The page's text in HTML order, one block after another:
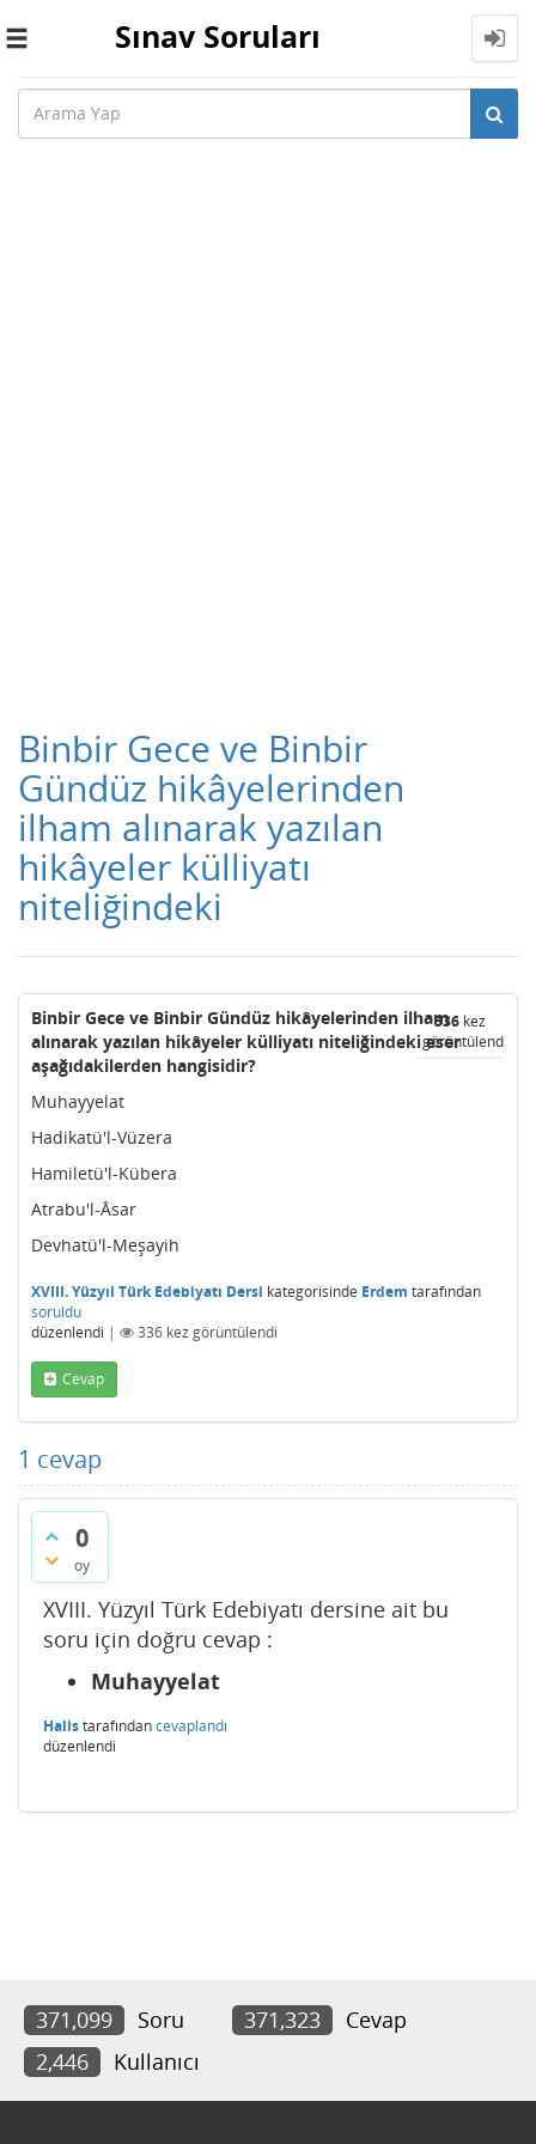
Toggle
Sınav Soruları
Binbir Gece ve Binbir
Gündüz hikâyelerinden
ilham alınarak yazılan
hikâyeler külliyatı
niteliğindeki
336 kez
görüntülendi
Binbir Gece ve Binbir Gündüz hikâyelerinden ilham
alınarak yazılan hikâyeler külliyatı niteliğindeki eser
aşağıdakilerden hangisidir?
Muhayyelat
Hadikatü'l-Vüzera
Hamiletü'l-Kübera
Atrabu'l-Âsar
Devhatü'l-Meşayih
XVIII. Yüzyıl Türk Edebiyatı Dersi kategorisinde Erdem tarafından
soruldu
düzenlendi | 336 kez görüntülendi
Cevap
1 cevap
0
oy
XVIII. Yüzyıl Türk Edebiyatı dersine ait bu
soru için doğru cevap :
Muhayyelat
Halistarafındancevaplandı
düzenlendi
371,099 Soru 371,323
Cevap
2,446
Kullanıcı